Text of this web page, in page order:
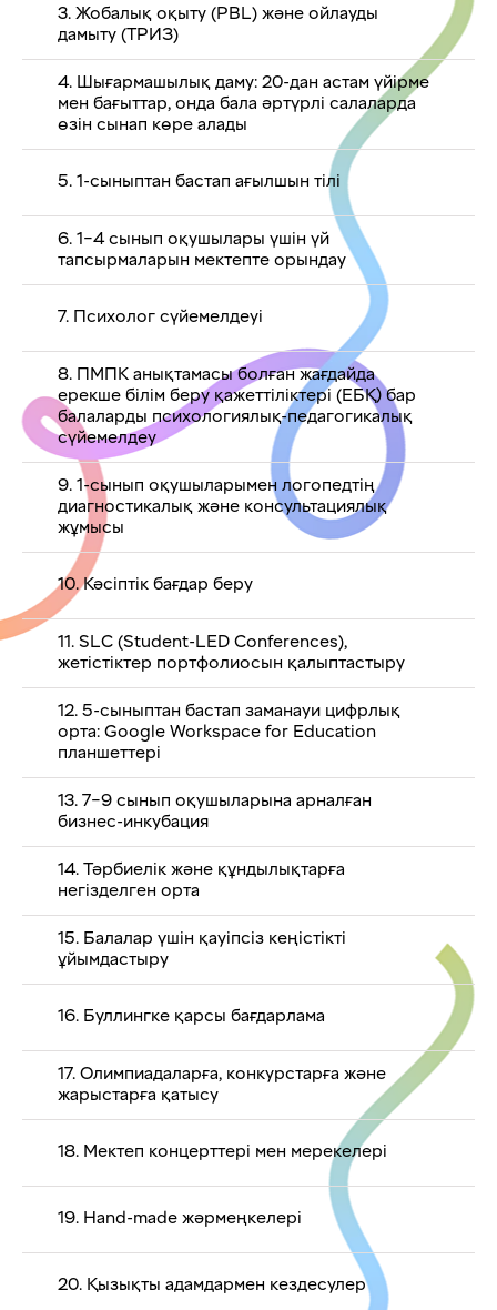
3. Жобалық оқыту (PBL) және ойлауды
дамыту (ТРИЗ)
4. Шығармашылық даму: 20-дан астам үйірме
мен бағыттар, онда бала әртүрлі салаларда
өзін сынап көре алады
5. 1-сыныптан бастап ағылшын тілі
6. 1–4 сынып оқушылары үшін үй
тапсырмаларын мектепте орындау
7. Психолог сүйемелдеуі
8. ПМПК анықтамасы болған жағдайда
ерекше білім беру қажеттіліктері (ЕБҚ) бар
балаларды психологиялық-педагогикалық
сүйемелдеу
9. 1-сынып оқушыларымен логопедтің
диагностикалық және консультациялық
жұмысы
10. Кәсіптік бағдар беру
11. SLC (Student-LED Conferences),
жетістіктер портфолиосын қалыптастыру
12. 5-сыныптан бастап заманауи цифрлық
орта: Google Workspace for Education
планшеттері
13. 7–9 сынып оқушыларына арналған
бизнес-инкубация
14. Тәрбиелік және құндылықтарға
негізделген орта
15. Балалар үшін қауіпсіз кеңістікті
ұйымдастыру
16. Буллингке қарсы бағдарлама
17. Олимпиадаларға, конкурстарға және
жарыстарға қатысу
18. Мектеп концерттері мен мерекелері
19. Hand-made жәрмеңкелері
20. Қызықты адамдармен кездесулер